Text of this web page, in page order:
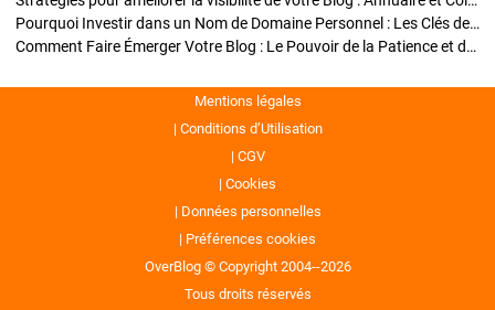
Pourquoi Investir dans un Nom de Domaine Personnel : Les Clés de la Réussite de Votre Blog
Comment Faire Émerger Votre Blog : Le Pouvoir de la Patience et de la Persévérance
Mentions légales
Conditions d’Utilisation
CGV
Cookies
Données personnelles
Préférences cookies
OverBlog © Copyright 2004--2026
Tous droits réservés